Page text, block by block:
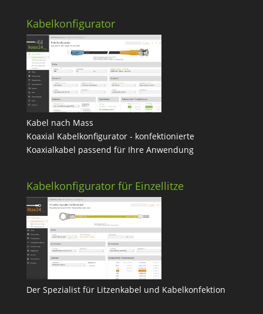
Kabelkonfigurator
Kabel nach Mass
Koaxial Kabelkonfigurator - konfektionierte
Koaxialkabel passend für Ihre Anwendung
Kabelkonfigurator für Einzellitze
Der Spezialist für Litzenkabel und Kabelkonfektion